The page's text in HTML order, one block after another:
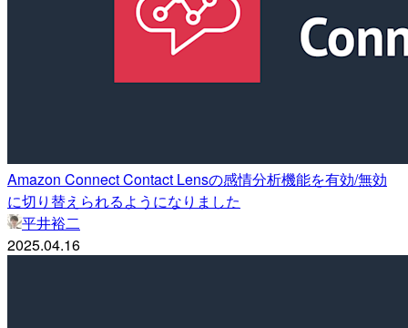
Amazon Connect Contact Lensの感情分析機能を有効/無効
に切り替えられるようになりました
平井裕二
2025.04.16